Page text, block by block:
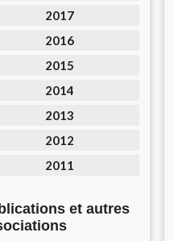
2017
2016
2015
2014
2013
2012
2011
et autres